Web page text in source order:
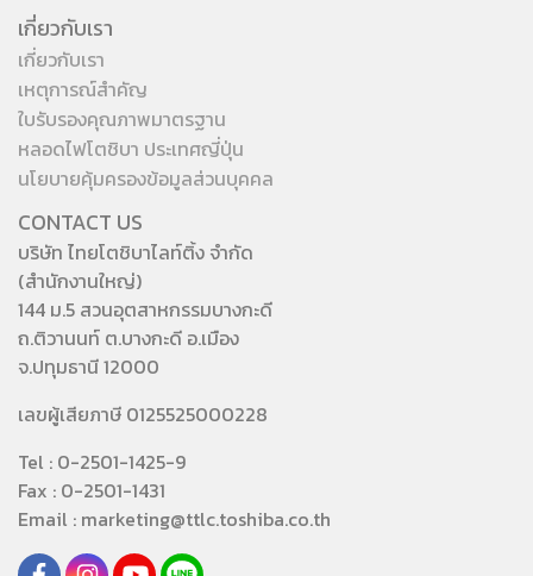
เกี่ยวกับเรา
เกี่ยวกับเรา
เหตุการณ์สำคัญ
ใบรับรองคุณภาพมาตรฐาน
หลอดไฟโตชิบา ประเทศญี่ปุ่น
นโยบายคุ้มครองข้อมูลส่วนบุคคล
CONTACT US
บริษัท ไทยโตชิบาไลท์ติ้ง จำกัด
(สำนักงานใหญ่)
144 ม.5 สวนอุตสาหกรรมบางกะดี
ถ.ติวานนท์ ต.บางกะดี อ.เมือง
จ.ปทุมธานี 12000
เลขผู้เสียภาษี 0125525000228
Tel : 0-2501-1425-9
Fax : 0-2501-1431
Email : marketing@ttlc.toshiba.co.th